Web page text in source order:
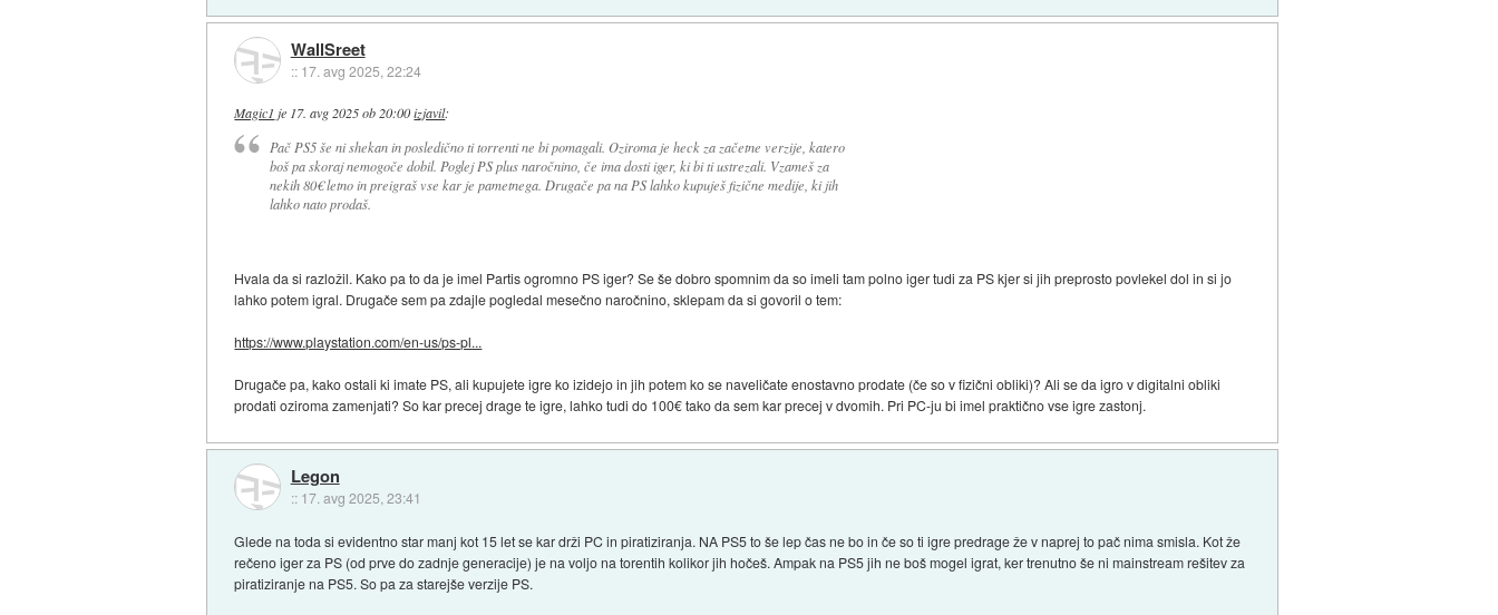
WallSreet
:: 17. avg 2025, 22:24
Magic1 je 17. avg 2025 ob 20:00 izjavil:
Pač PS5 še ni shekan in posledično ti torrenti ne bi pomagali. Oziroma je heck za začetne verzije, katero
boš pa skoraj nemogoče dobil. Poglej PS plus naročnino, če ima dosti iger, ki bi ti ustrezali. Vzameš za
nekih 80€ letno in preigraš vse kar je pametnega. Drugače pa na PS lahko kupuješ fizične medije, ki jih
lahko nato prodaš.
Hvala da si razložil. Kako pa to da je imel Partis ogromno PS iger? Se še dobro spomnim da so imeli tam polno iger tudi za PS kjer si jih preprosto povlekel dol in si jo
lahko potem igral. Drugače sem pa zdajle pogledal mesečno naročnino, sklepam da si govoril o tem:
https://www.playstation.com/en-us/ps-pl...
Drugače pa, kako ostali ki imate PS, ali kupujete igre ko izidejo in jih potem ko se naveličate enostavno prodate (če so v fizični obliki)? Ali se da igro v digitalni obliki
prodati oziroma zamenjati? So kar precej drage te igre, lahko tudi do 100€ tako da sem kar precej v dvomih. Pri PC-ju bi imel praktično vse igre zastonj.
Legon
:: 17. avg 2025, 23:41
Glede na toda si evidentno star manj kot 15 let se kar drži PC in piratiziranja. NA PS5 to še lep čas ne bo in če so ti igre predrage že v naprej to pač nima smisla. Kot že
rečeno iger za PS (od prve do zadnje generacije) je na voljo na torentih kolikor jih hočeš. Ampak na PS5 jih ne boš mogel igrat, ker trenutno še ni mainstream rešitev za
piratiziranje na PS5. So pa za starejše verzije PS.